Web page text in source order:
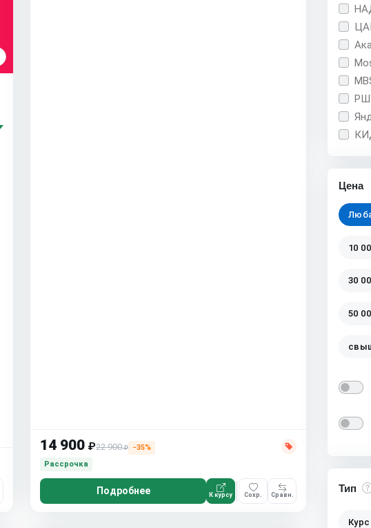
14 900 ₽22 900₽
−35%
Рассрочка
Подробнее К курсу Сохр. Сравн.
Цена
10
30
50
Тип
Курс